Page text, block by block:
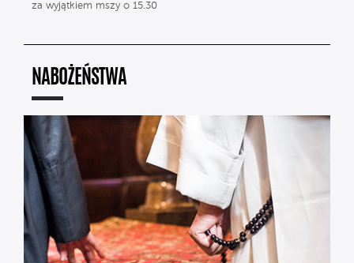
za wyjątkiem mszy o 15.30
NABOŻEŃSTWA